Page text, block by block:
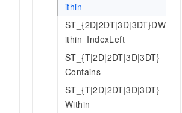
ithin
ST_{2D|2DT|3D|3DT}DW
ithin_IndexLeft
ST_{T|2D|2DT|3D|3DT}
Contains
ST_{T|2D|2DT|3D|3DT}
Within